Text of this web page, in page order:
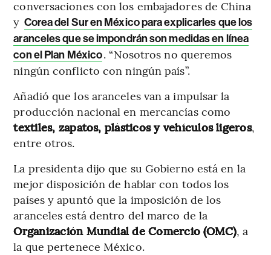
conversaciones con los embajadores de China
y Corea del Sur en México para explicarles que los
aranceles que se impondrán son medidas en línea
con el Plan México. “Nosotros no queremos
ningún conflicto con ningún país”.
Añadió que los aranceles van a impulsar la
producción nacional en mercancías como
textiles, zapatos, plásticos y vehículos ligeros,
entre otros.
La presidenta dijo que su Gobierno está en la
mejor disposición de hablar con todos los
países y apuntó que la imposición de los
aranceles está dentro del marco de la
Organización Mundial de Comercio (OMC), a
la que pertenece México.